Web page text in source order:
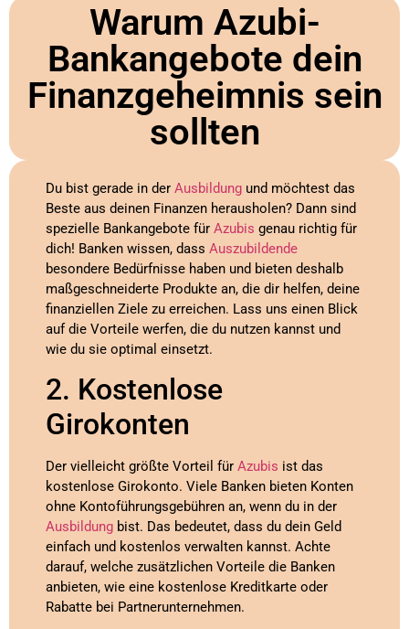
Warum Azubi-
Bankangebote dein
Finanzgeheimnis sein
sollten
Du bist gerade in der Ausbildung und möchtest das
Beste aus deinen Finanzen herausholen? Dann sind
spezielle Bankangebote für Azubis genau richtig für
dich! Banken wissen, dass Auszubildende
besondere Bedürfnisse haben und bieten deshalb
maßgeschneiderte Produkte an, die dir helfen, deine
finanziellen Ziele zu erreichen. Lass uns einen Blick
auf die Vorteile werfen, die du nutzen kannst und
wie du sie optimal einsetzt.
2. Kostenlose
Girokonten
Der vielleicht größte Vorteil für Azubis ist das
kostenlose Girokonto. Viele Banken bieten Konten
ohne Kontoführungsgebühren an, wenn du in der
Ausbildung bist. Das bedeutet, dass du dein Geld
einfach und kostenlos verwalten kannst. Achte
darauf, welche zusätzlichen Vorteile die Banken
anbieten, wie eine kostenlose Kreditkarte oder
Rabatte bei Partnerunternehmen.